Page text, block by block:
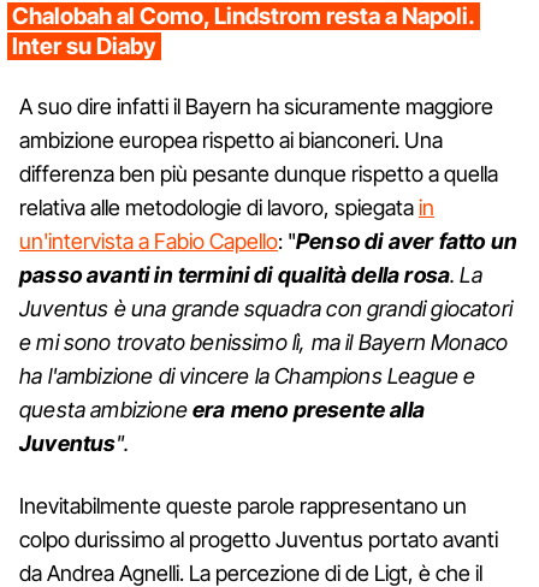
Chalobah al Como, Lindstrom resta a Napoli.
Inter su Diaby
A suo dire infatti il Bayern ha sicuramente maggiore
ambizione europea rispetto ai bianconeri. Una
differenza ben più pesante dunque rispetto a quella
relativa alle metodologie di lavoro, spiegatain
un'intervista a Fabio Capello: "Penso di aver fatto un
passo avanti in termini di qualità della rosa. La
Juventus è una grande squadra con grandi giocatori
e mi sono trovato benissimo lì, ma il Bayern Monaco
ha l'ambizione di vincere la Champions League e
questa ambizioneera meno presente alla
Juventus".
Inevitabilmente queste parole rappresentano un
colpo durissimo al progetto Juventus portato avanti
da Andrea Agnelli. La percezione di de Ligt, è che il